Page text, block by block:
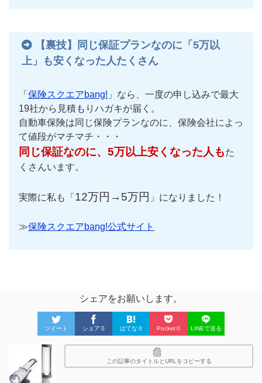
【裏技】同じ保証プランなのに「5万以
上」も安くなった人たくさん
「 保険スクエアbang! 」なら、一度の申し込みで最大
19社から見積もりハガキが届く。
自動車保険は同じ保険プランなのに、保険会社によっ
て値段がマチマチ・・・
同じ保証なのに、5万以上安くなった人もた
くさんいます。
実際に私も「 12万円→5万円 」になりました！
≫保険スクエアbang!公式サイト
シェアをお願いします。
ツイート シェア 0 はてな 0 Pocket0 LINEで送る
この記事のタイトルとURLをコピーする